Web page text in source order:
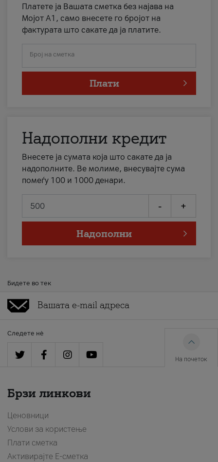
Платете ја Вашата сметка без најава на
Мојот А1, само внесете го бројот на
фактурата што сакате да ја платите.
Број на сметка
Плати
Надополни кредит
Внесете ја сумата која што сакате да ја
надополните. Ве молиме, внесувајте сума
помеѓу 100 и 1000 денари.
- +
Надополни
Бидете во тек
Следете нè
На почеток
Брзи линкови
Ценовници
Услови за користење
Плати сметка
Активирајте Е-сметка